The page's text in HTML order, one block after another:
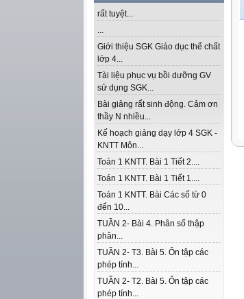
rất tuyệt...
...
Giới thiệu SGK Giáo dục thể chất
lớp 4...
Tài liệu phục vụ bồi dưỡng GV
sử dụng SGK...
Bài giảng rất sinh động. Cảm ơn
thầy N nhiều...
Kế hoạch giảng dạy lớp 4 SGK -
KNTT Môn...
Toán 1 KNTT. Bài 1 Tiết 2....
Toán 1 KNTT. Bài 1 Tiết 1....
Toán 1 KNTT. Bài Các số từ 0
đến 10...
TUẦN 2- Bài 4. Phân số thập
phân...
TUẦN 2- T3. Bài 5. Ôn tập các
phép tính...
TUẦN 2- T2. Bài 5. Ôn tập các
phép tính...